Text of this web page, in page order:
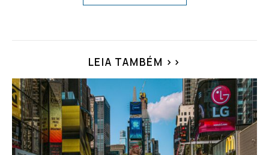
LEIA TAMBÉM >>